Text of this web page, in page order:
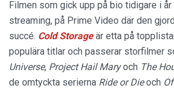
Filmen som gick upp på bio tidigare i
streaming, på Prime Video där den
succé. Cold Storage är etta på
populära titlar och passerar storfilmer
Universe, Project Hail Maryoch The
de omtyckta serierna Ride or Dieoch